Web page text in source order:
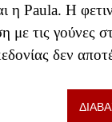
η Paula. Η
με τις γούνες
δεν